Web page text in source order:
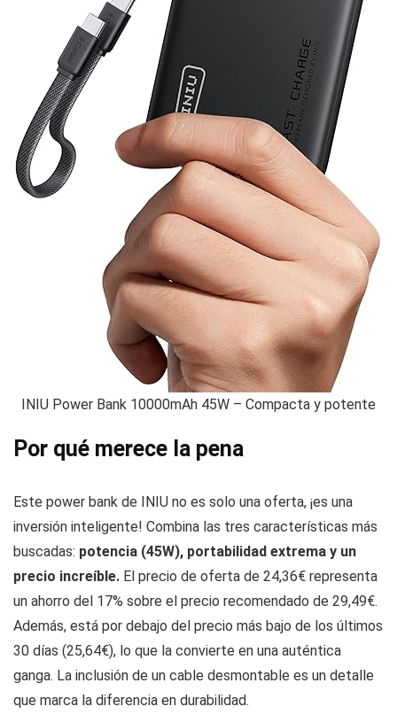
INIU Power Bank 10000mAh 45W – Compacta y potente
Por qué merece la pena
Este power bank de INIU no es solo una oferta, ¡es una
inversión inteligente! Combina las tres características más
buscadas: potencia (45W), portabilidad extrema y un
precio increíble. El precio de oferta de 24,36€ representa
un ahorro del 17% sobre el precio recomendado de 29,49€.
Además, está por debajo del precio más bajo de los últimos
30 días (25,64€), lo que la convierte en una auténtica
ganga. La inclusión de un cable desmontable es un detalle
que marca la diferencia en durabilidad.